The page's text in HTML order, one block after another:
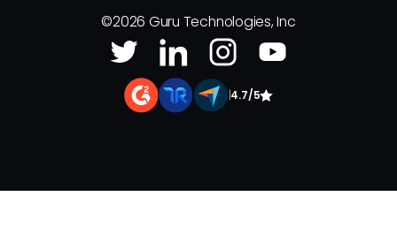
©2026 Guru Technologies, Inc
|4.7/5